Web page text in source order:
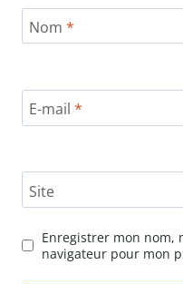
Nom *
E-mail *
Site
Enregistrer mon nom,
navigateur pour mon